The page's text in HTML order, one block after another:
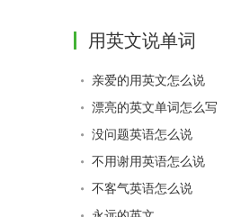
用英文说单词
亲爱的用英文怎么说
漂亮的英文单词怎么写
没问题英语怎么说
不用谢用英语怎么说
不客气英语怎么说